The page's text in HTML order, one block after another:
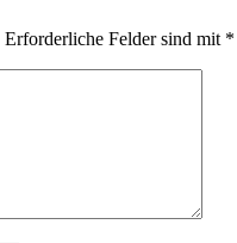
Erforderliche Felder sind mit *